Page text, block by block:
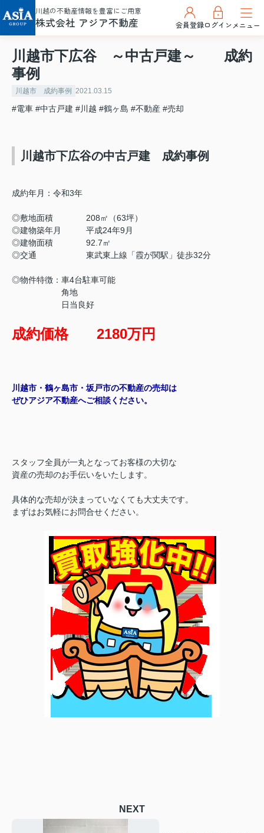
川越の不動産情報を豊富にご用意
株式会社 アジア不動産 会員登録ログインメニュー
川越市下広谷 ～中古戸建～ 成約
事例
川越市 成約事例 2021.03.15
#電車 #中古戸建 #川越 #鶴ヶ島 #不動産 #売却
川越市下広谷の中古戸建 成約事例
成約年月：令和3年
◎敷地面積 208㎡（63坪）
◎建物築年月 平成24年9月
◎建物面積 92.7㎡
◎交通 東武東上線「霞が関駅」徒歩32分
◎物件特徴：車4台駐車可能
角地
日当良好
成約価格 2180万円
川越市・鶴ヶ島市・坂戸市の不動産の売却は
ぜひアジア不動産へご相談ください。
スタッフ全員が一丸となってお客様の大切な
資産の売却のお手伝いをいたします。
具体的な売却が決まっていなくても大丈夫です。
まずはお気軽にお問合せください。
NEXT